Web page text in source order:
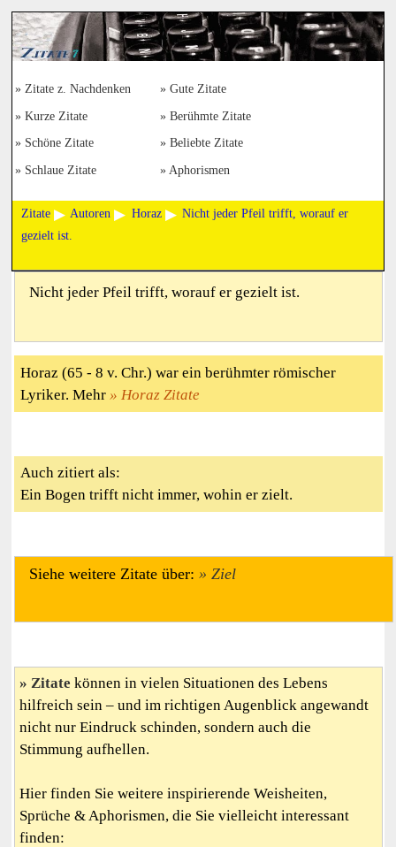
Zitate z. Nachdenken Gute Zitate
Kurze Zitate Berühmte Zitate
Schöne Zitate Beliebte Zitate
Schlaue Zitate Aphorismen
Zitate Autoren Horaz
Nicht jeder Pfeil trifft, worauf er
gezielt ist.
Nicht jeder Pfeil trifft, worauf er gezielt ist.
Horaz (65 - 8 v. Chr.) war ein berühmter römischer
Lyriker. Mehr
Horaz Zitate
Auch zitiert als:
Ein Bogen trifft nicht immer, wohin er zielt.
Siehe weitere Zitate über: Ziel
Zitate können in vielen Situationen des Lebens
hilfreich sein – und im richtigen Augenblick angewandt
nicht nur Eindruck schinden, sondern auch die
Stimmung aufhellen.
Hier finden Sie weitere inspirierende Weisheiten,
Sprüche & Aphorismen, die Sie vielleicht interessant
finden: